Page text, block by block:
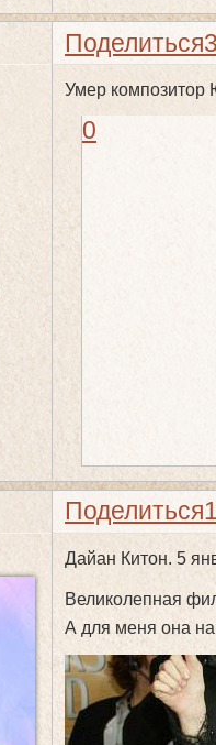
Поделиться
Умер композитор
0
Поделиться
Дайан Китон. 5
Великолепная
А для меня она